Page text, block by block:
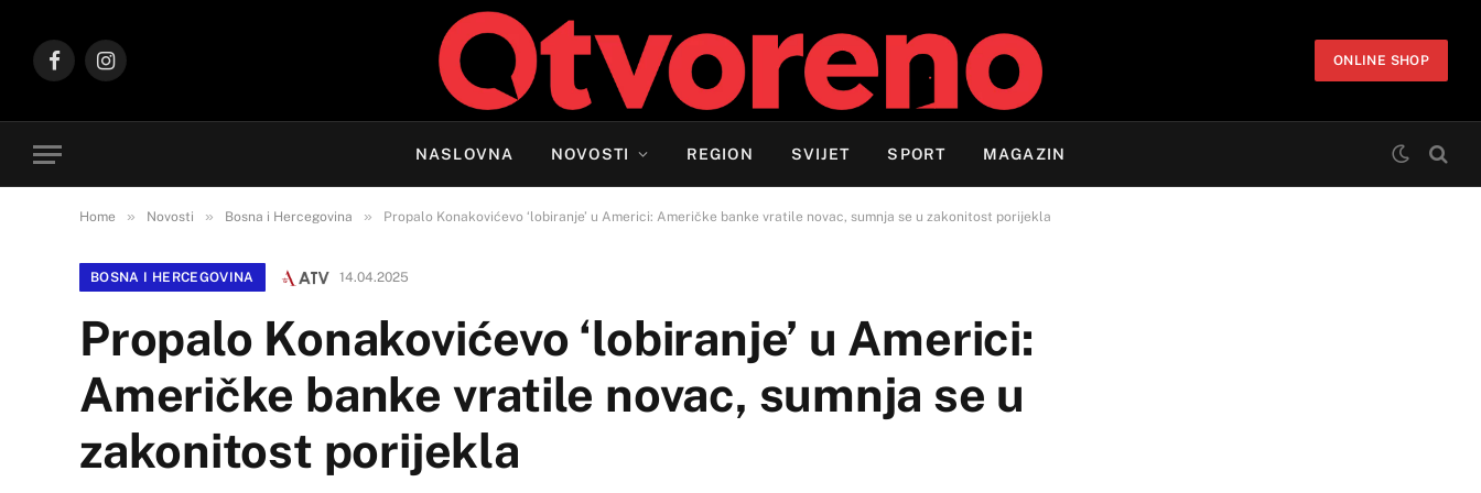
FacebookInstagram
ONLINE SHOP
NASLOVNA NOVOSTI REGION SVIJET SPORT MAGAZIN
Home » Novosti » Bosna i Hercegovina » Propalo Konakovićevo ‘lobiranje’ u Americi: Američke banke vratile novac, sumnja se u zakonitost porijekla
BOSNA I HERCEGOVINA 14.04.2025
Propalo Konakovićevo ‘lobiranje’ u Americi:
Američke banke vratile novac, sumnja se u
zakonitost porijekla